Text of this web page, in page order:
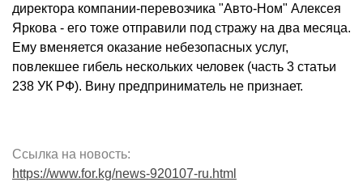
директора компании-перевозчика "Авто-Ном" Алексея
Яркова - его тоже отправили под стражу на два месяца.
Ему вменяется оказание небезопасных услуг,
повлекшее гибель нескольких человек (часть 3 статьи
238 УК РФ). Вину предприниматель не признает.
Ссылка на новость:
https://www.for.kg/news-920107-ru.html